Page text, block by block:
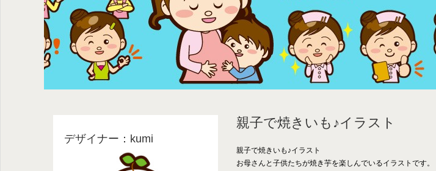
デザイナー：kumi
親子で焼きいも♪イラスト
親子で焼きいも♪イラスト
お母さんと子供たちが焼き芋を楽しんでいるイラストです。